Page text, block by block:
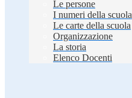
Le persone
I numeri della scuola
Le carte della scuola
Organizzazione
La storia
Elenco Docenti